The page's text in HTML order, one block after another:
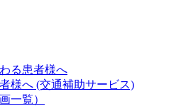
る患者様へ
様へ (交通補助サービス)
一覧）